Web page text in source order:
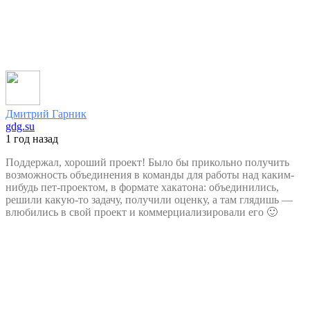
Дмитрий Гарник
gdg.su
1 год назад
Поддержал, хороший проект! Было бы прикольно получить
возможность объединения в команды для работы над каким-
нибудь пет-проектом, в формате хакатона: объединились,
решили какую-то задачу, получили оценку, а там глядишь —
влюбились в свой проект и коммерциализировали его 🙂